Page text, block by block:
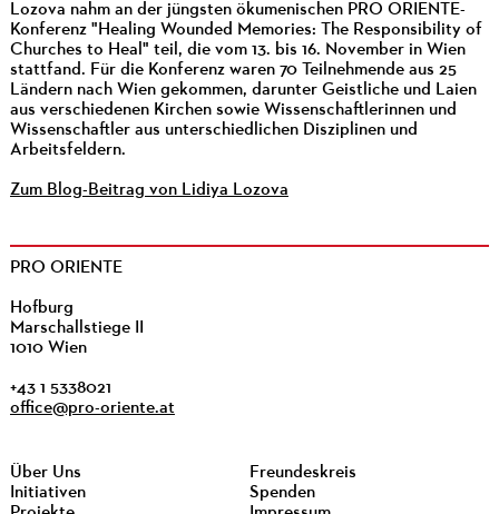
Lozova nahm an der jüngsten ökumenischen PRO ORIENTE-
Konferenz "Healing Wounded Memories: The Responsibility of
Churches to Heal" teil, die vom 13. bis 16. November in Wien
stattfand. Für die Konferenz waren 70 Teilnehmende aus 25
Ländern nach Wien gekommen, darunter Geistliche und Laien
aus verschiedenen Kirchen sowie Wissenschaftlerinnen und
Wissenschaftler aus unterschiedlichen Disziplinen und
Arbeitsfeldern.
Zum Blog-Beitrag von Lidiya Lozova
PRO ORIENTE
Hofburg
Marschallstiege II
1010 Wien
+43 1 5338021
office@pro-oriente.at
Über Uns
Initiativen
Freundeskreis
Spenden